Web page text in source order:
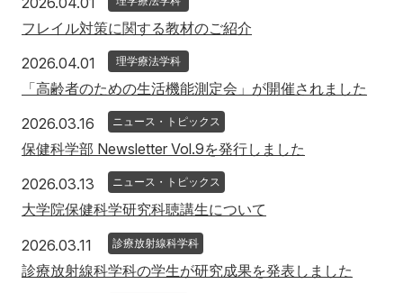
フレイル対策に関する教材のご紹介
2026.04.01 2026年4月1日
理学療法学科
「高齢者のための生活機能測定会」が開催されました
2026.03.16 2026年3月16日
ニュース・トピックス
保健科学部 Newsletter Vol.9を発行しました
2026.03.13 2026年3月13日
ニュース・トピックス
大学院保健科学研究科聴講生について
2026.03.11 2026年3月11日
診療放射線科学科
診療放射線科学科の学生が研究成果を発表しました